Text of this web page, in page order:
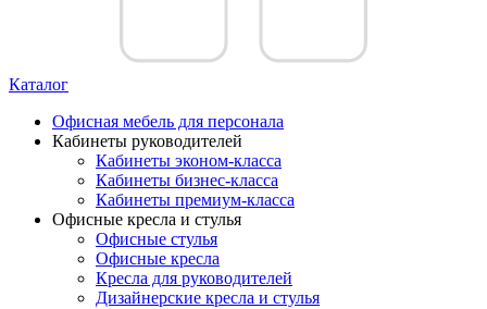
Каталог
Офисная мебель для персонала
Кабинеты руководителей
Кабинеты эконом-класса
Кабинеты бизнес-класса
Кабинеты премиум-класса
Офисные кресла и стулья
Офисные стулья
Офисные кресла
Кресла для руководителей
Дизайнерские кресла и стулья